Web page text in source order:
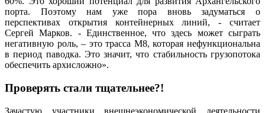
порта. Поэтому нам уже пора вновь задуматься о
перспективах открытия контейнерных линий, - считает
Сергей Марков. - Единственное, что здесь может сыграть
негативную роль, – это трасса М8, которая нефункциональна
в период паводка. Это значит, что стабильность грузопотока
обеспечить архисложно».
Проверять стали тщательнее?!
Зачастую участники внешнеэкономической деятельности